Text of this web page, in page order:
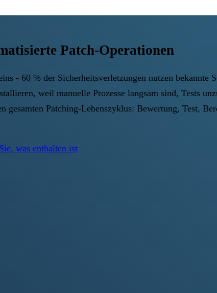
Patch-Operationen
- 60 % der Sicherheitsverletzungen nutzen bekannte
weil manuelle Prozesse langsam sind, Tests
gesamten Patching-Lebenszyklus: Bewertung, Test,
was enthalten ist